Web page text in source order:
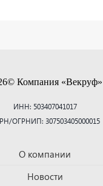
Компания «Векруф»
ИНН: 503407041017
ОГРНИП: 307503405000015
О компании
Новости